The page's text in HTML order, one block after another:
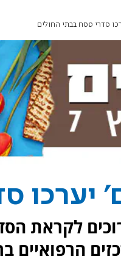
סדרי פסח בבתי החולים
יערכו
לקראת
הרפואיים